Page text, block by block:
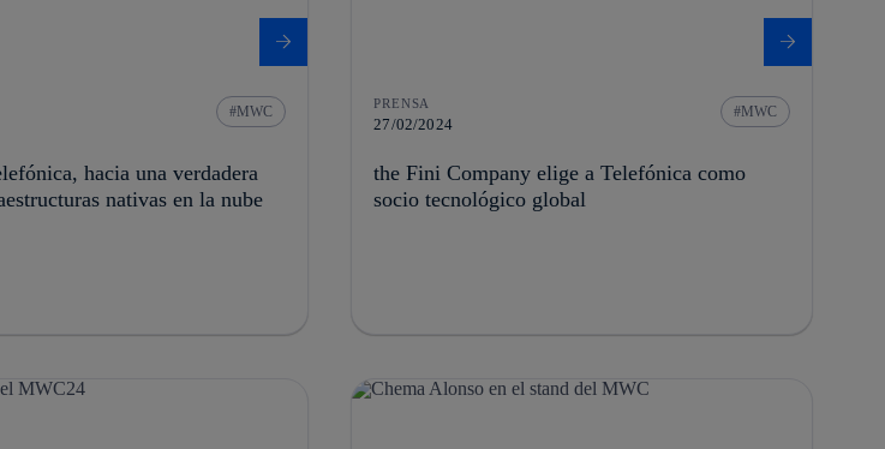
MWC
hacia una verdadera
nativas en la nube
PRENSA
27/02/2024
MWC
the Fini Company elige a Telefónica como
socio tecnológico global